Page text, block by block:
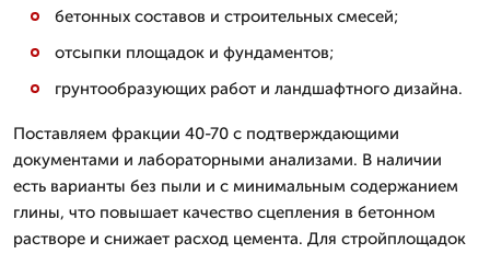
бетонных составов и строительных смесей;
отсыпки площадок и фундаментов;
грунтообразующих работ и ландшафтного дизайна.
Поставляем фракции 40-70 с подтверждающими
документами и лабораторными анализами. В наличии
есть варианты без пыли и с минимальным содержанием
глины, что повышает качество сцепления в бетонном
растворе и снижает расход цемента. Для стройплощадок